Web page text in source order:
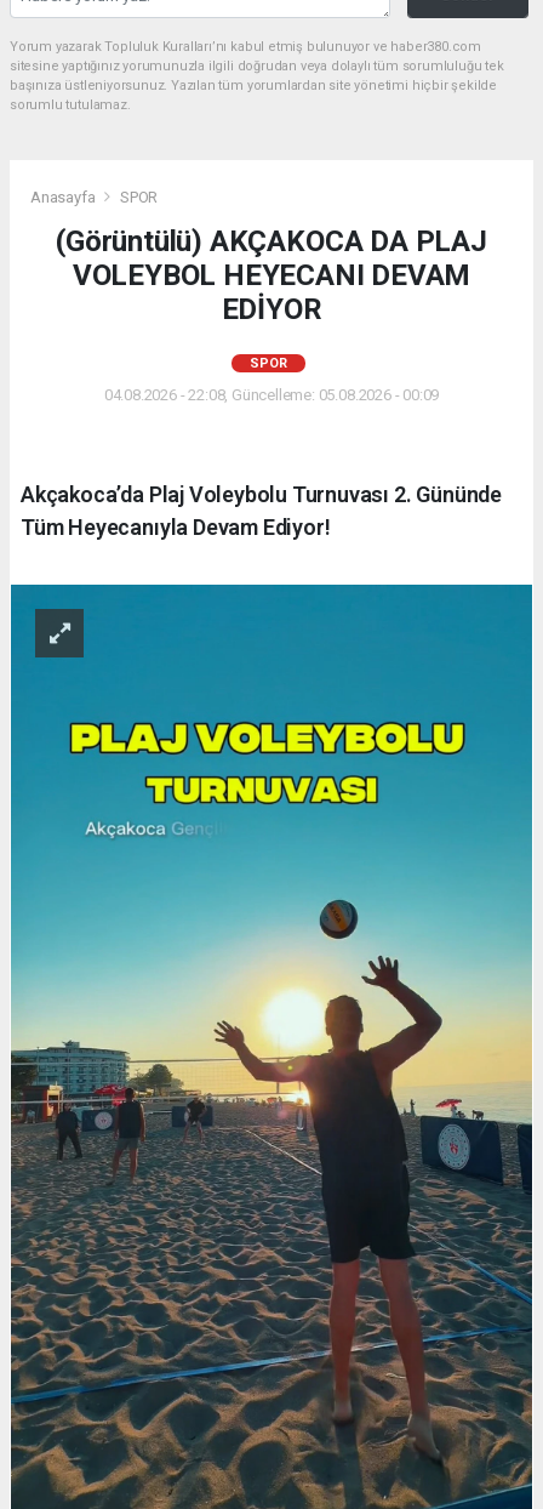
Yorum yazarak Topluluk Kuralları’nı kabul etmiş bulunuyor ve haber380.com
sitesine yaptığınız yorumunuzla ilgili doğrudan veya dolaylı tüm sorumluluğu tek
başınıza üstleniyorsunuz. Yazılan tüm yorumlardan site yönetimi hiçbir şekilde
sorumlu tutulamaz.
Anasayfa SPOR
(Görüntülü) AKÇAKOCA DA PLAJ
VOLEYBOL HEYECANI DEVAM
EDİYOR
SPOR
04.08.2026 - 22:08, Güncelleme: 05.08.2026 - 00:09
Akçakoca’da Plaj Voleybolu Turnuvası 2. Gününde
Tüm Heyecanıyla Devam Ediyor!